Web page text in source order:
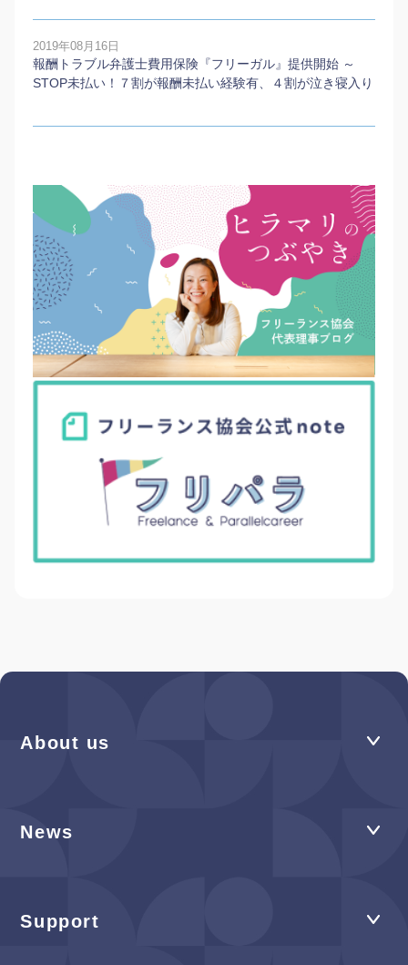
2019年08月16日
報酬トラブル弁護士費用保険『フリーガル』提供開始 ～
STOP未払い！７割が報酬未払い経験有、４割が泣き寝入り
About us
News
Support